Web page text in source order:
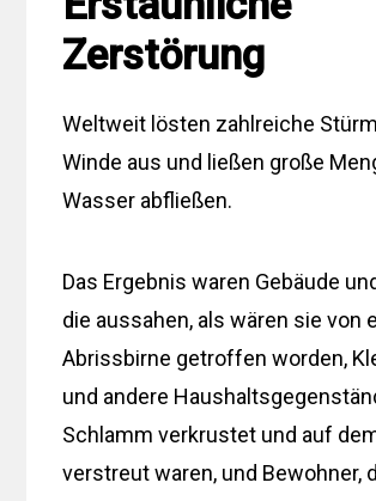
Zerstörung
Weltweit lösten zahlreiche
Winde aus und ließen große
Wasser abfließen.
Das Ergebnis waren Gebäude
die aussahen, als wären sie von
Abrissbirne getroffen worden,
und andere
Schlamm verkrustet und auf
verstreut waren, und Bewohner,